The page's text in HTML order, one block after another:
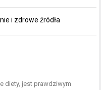
i zdrowe źródła
diety, jest prawdziwym